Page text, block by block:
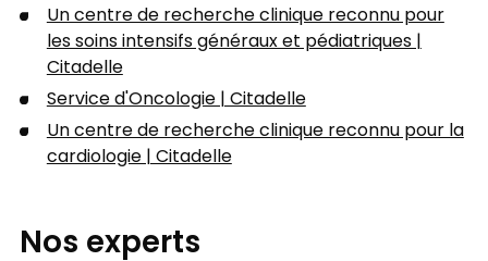
Un centre de recherche clinique reconnu pour
les soins intensifs généraux et pédiatriques |
Citadelle
Service d'Oncologie | Citadelle
Un centre de recherche clinique reconnu pour la
cardiologie | Citadelle
Nos experts